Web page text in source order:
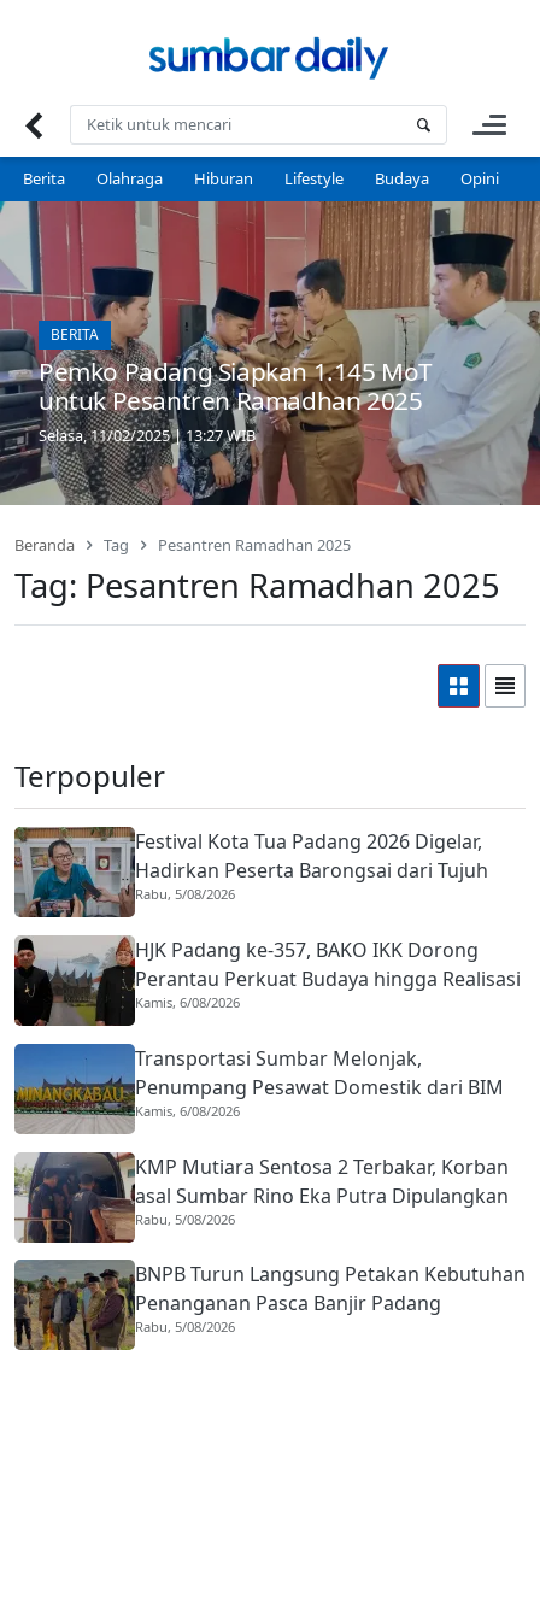
Berita Olahraga Hiburan Lifestyle Budaya Opini
BERITA
Pemko Padang Siapkan 1.145 MoT
untuk Pesantren Ramadhan 2025
Selasa, 11/02/2025 | 13:27 WIB
Beranda Tag Pesantren Ramadhan 2025
Tag: Pesantren Ramadhan 2025
Terpopuler
Festival Kota Tua Padang 2026 Digelar,
Hadirkan Peserta Barongsai dari Tujuh
Negara
Rabu, 5/08/2026
HJK Padang ke-357, BAKO IKK Dorong
Perantau Perkuat Budaya hingga Realisasi
Kota Gastronomi
Kamis, 6/08/2026
Transportasi Sumbar Melonjak,
Penumpang Pesawat Domestik dari BIM
Naik Hampir 33 Persen
Kamis, 6/08/2026
KMP Mutiara Sentosa 2 Terbakar, Korban
asal Sumbar Rino Eka Putra Dipulangkan
ke Agam
Rabu, 5/08/2026
BNPB Turun Langsung Petakan Kebutuhan
Penanganan Pasca Banjir Padang
Rabu, 5/08/2026